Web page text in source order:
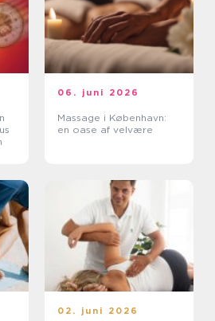
06. juni 2026
Massage i København:
en oase af velvære
02. juni 2026